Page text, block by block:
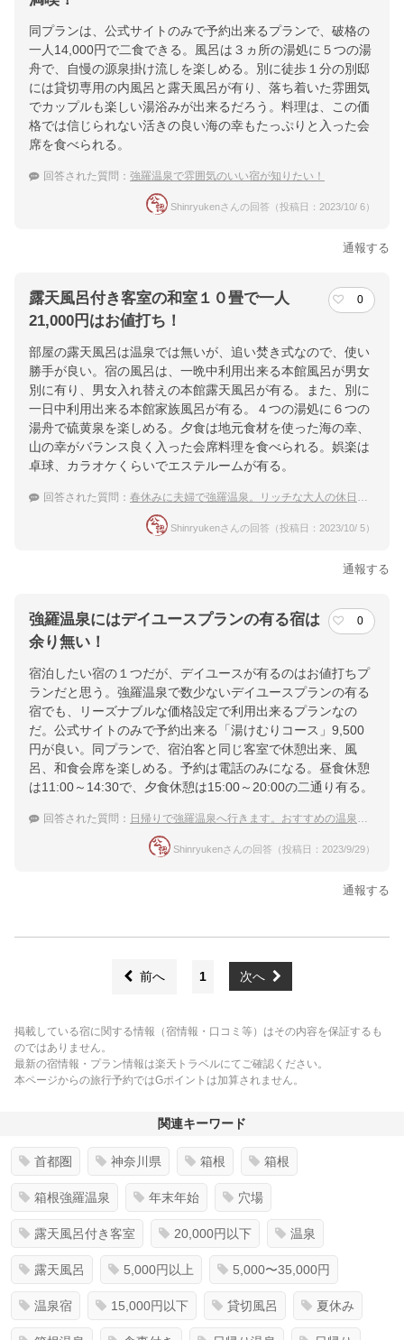
同プランは、公式サイトのみで予約出来るプランで、破格の
一人14,000円で二食できる。風呂は３ヵ所の湯処に５つの湯
舟で、自慢の源泉掛け流しを楽しめる。別に徒歩１分の別邸
には貸切専用の内風呂と露天風呂が有り、落ち着いた雰囲気
でカップルも楽しい湯浴みが出来るだろう。料理は、この価
格では信じられない活きの良い海の幸もたっぷりと入った会
席を食べられる。
回答された質問： 強羅温泉で雰囲気のいい宿が知りたい！
Shinryukenさんの回答（投稿日：2023/10/ 6）
通報する
露天風呂付き客室の和室１０畳で一人
21,000円はお値打ち！
0
部屋の露天風呂は温泉では無いが、追い焚き式なので、使い
勝手が良い。宿の風呂は、一晩中利用出来る本館風呂が男女
別に有り、男女入れ替えの本館露天風呂が有る。また、別に
一日中利用出来る本館家族風呂が有る。４つの湯処に６つの
湯舟で硫黄泉を楽しめる。夕食は地元食材を使った海の幸、
山の幸がバランス良く入った会席料理を食べられる。娯楽は
卓球、カラオケくらいでエステルームが有る。
回答された質問： 春休みに夫婦で強羅温泉。リッチな大人の休日を過ごしたい！
Shinryukenさんの回答（投稿日：2023/10/ 5）
通報する
強羅温泉にはデイユースプランの有る宿は
余り無い！
0
宿泊したい宿の１つだが、デイユースが有るのはお値打ちプ
ランだと思う。強羅温泉で数少ないデイユースプランの有る
宿でも、リーズナブルな価格設定で利用出来るプランなの
だ。公式サイトのみで予約出来る「湯けむりコース」9,500
円が良い。同プランで、宿泊客と同じ客室で休憩出来、風
呂、和食会席を楽しめる。予約は電話のみになる。昼食休憩
は11:00～14:30で、夕食休憩は15:00～20:00の二通り有る。
回答された質問： 日帰りで強羅温泉へ行きます。おすすめの温泉宿を教えて下さい。
Shinryukenさんの回答（投稿日：2023/9/29）
通報する
前へ 1 次へ
掲載している宿に関する情報（宿情報・口コミ等）はその内容を保証するも
のではありません。
最新の宿情報・プラン情報は楽天トラベルにてご確認ください。
本ページからの旅行予約ではGポイントは加算されません。
関連キーワード
首都圏 神奈川県 箱根 箱根
箱根強羅温泉 年末年始 穴場
露天風呂付き客室 20,000円以下 温泉
露天風呂 5,000円以上 5,000〜35,000円
温泉宿 15,000円以下 貸切風呂 夏休み